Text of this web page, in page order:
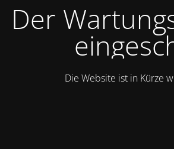
Der
Die Website ist in Kürze